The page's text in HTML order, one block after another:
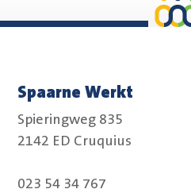
Spaarne Werkt
Spieringweg 835
2142 ED Cruquius
023 54 34 767